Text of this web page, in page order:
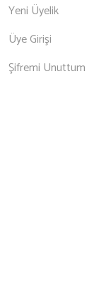
Yeni Üyelik
Üye Girişi
Şifremi Unuttum